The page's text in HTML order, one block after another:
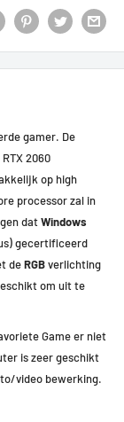
gamer. De
2060
op high
processor zal in
datWindows
gecertificeerd
deRGBverlichting
om uit te
Game er niet
is zeer geschikt
video bewerking.